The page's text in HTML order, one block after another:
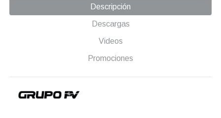
Descripción
Descargas
Videos
Promociones